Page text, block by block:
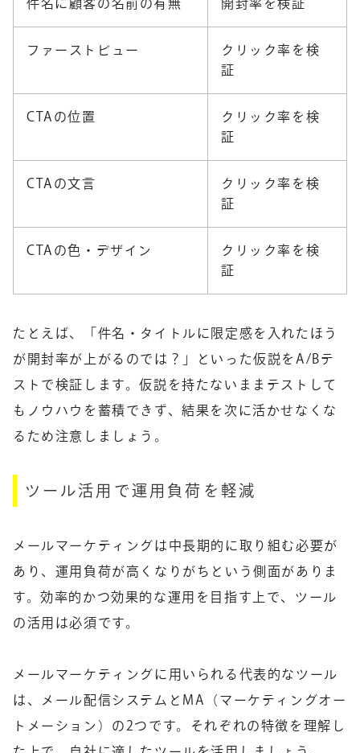
件名に顧客の名前の有無 開封率を検証
ファーストビュー
クリック率を検
証
CTAの位置
クリック率を検
証
CTAの文言
クリック率を検
証
CTAの色・デザイン
クリック率を検
証
たとえば、「件名・タイトルに限定感を入れたほう
が開封率が上がるのでは？」といった仮説をA/Bテ
ストで検証します。仮説を持たないままテストして
もノウハウを蓄積できず、結果を次に活かせなくな
るため注意しましょう。
ツール活用で運用負荷を軽減
メールマーケティングは中長期的に取り組む必要が
あり、運用負荷が高くなりがちという側面がありま
す。効率的かつ効果的な運用を目指す上で、ツール
の活用は必須です。
メールマーケティングに用いられる代表的なツール
は、メール配信システムとMA（マーケティングオー
トメーション）の2つです。それぞれの特徴を理解し